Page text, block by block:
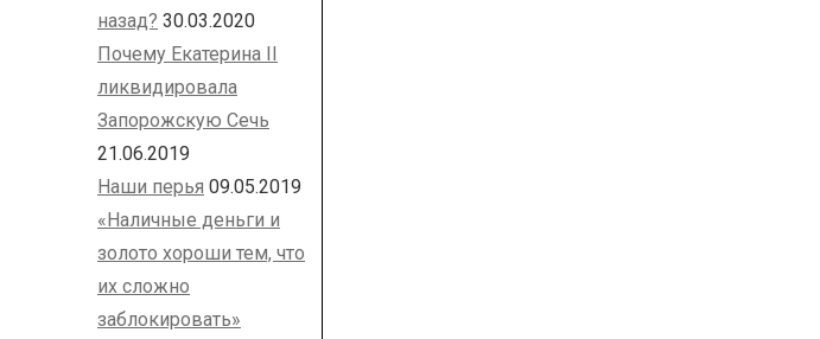
назад? 30.03.2020
Почему Екатерина II
ликвидировала
Запорожскую Сечь
21.06.2019
Наши перья 09.05.2019
«Наличные деньги и
золото хороши тем, что
их сложно
заблокировать»